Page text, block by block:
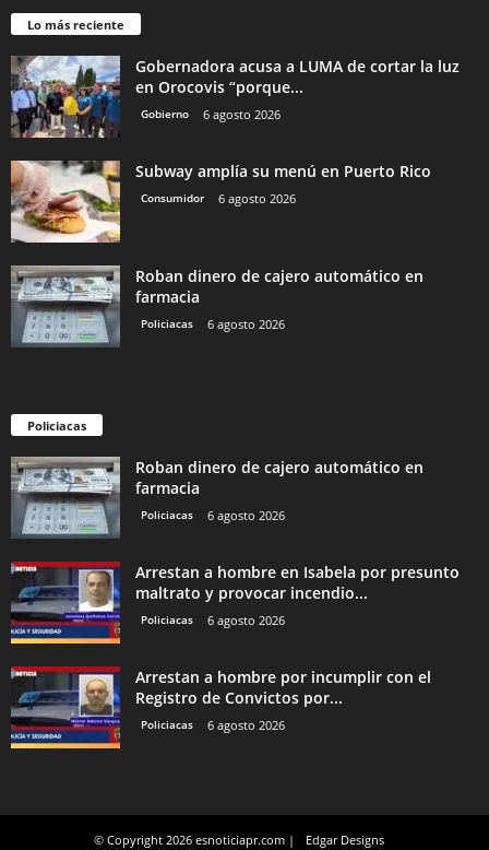
Lo más reciente
Gobernadora acusa a LUMA de cortar la luz
en Orocovis “porque...
Gobierno 6 agosto 2026
Subway amplía su menú en Puerto Rico
Consumidor 6 agosto 2026
Roban dinero de cajero automático en
farmacia
Policiacas 6 agosto 2026
Policiacas
Roban dinero de cajero automático en
farmacia
Policiacas 6 agosto 2026
Arrestan a hombre en Isabela por presunto
maltrato y provocar incendio...
Policiacas 6 agosto 2026
Arrestan a hombre por incumplir con el
Registro de Convictos por...
Policiacas 6 agosto 2026
© Copyright 2026 esnoticiapr.com | Edgar Designs